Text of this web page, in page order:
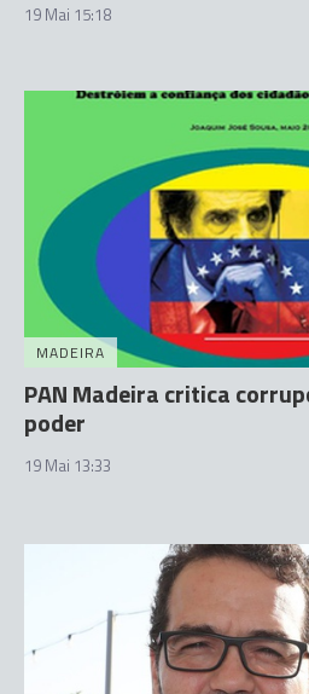
19 Mai 15:18
MADEIRA
PAN Madeira critica
poder
19 Mai 13:33